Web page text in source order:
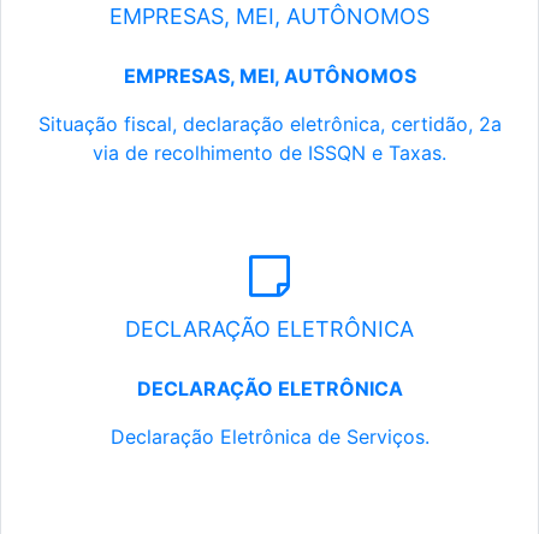
EMPRESAS, MEI, AUTÔNOMOS
EMPRESAS, MEI, AUTÔNOMOS
Situação fiscal, declaração eletrônica, certidão, 2a
via de recolhimento de ISSQN e Taxas.
DECLARAÇÃO ELETRÔNICA
DECLARAÇÃO ELETRÔNICA
Declaração Eletrônica de Serviços.